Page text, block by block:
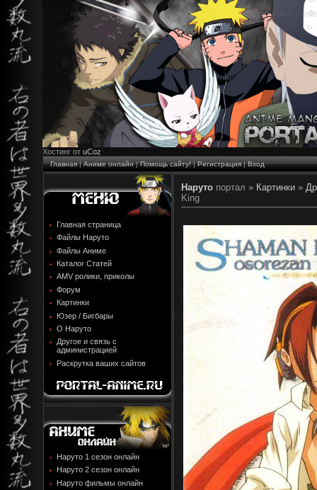
Хостинг от uCoz
Главная|Аниме онлайн|Помощь сайту!|Регистрация|Вход
Главная страница
Файлы Наруто
Файлы Аниме
Каталог Статей
AMV ролики, приколы
Форум
Картинки
Юзер / Бигбары
О Наруто
Другое и связь с
администрацией
Раскрутка ваших сайтов
Наруто 1 сезон онлайн
Наруто 2 сезон онлайн
Наруто фильмы онлайн
Наруто портал » Картинки »
King